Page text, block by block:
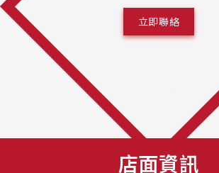
立即聯絡
店面資訊